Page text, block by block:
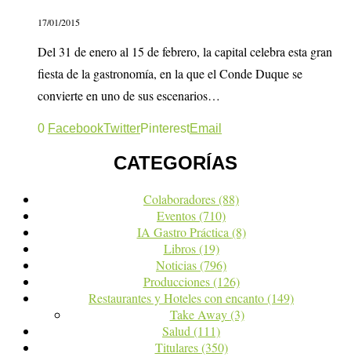
17/01/2015
Del 31 de enero al 15 de febrero, la capital celebra esta gran
fiesta de la gastronomía, en la que el Conde Duque se
convierte en uno de sus escenarios…
0 FacebookTwitterPinterestEmail
CATEGORÍAS
Colaboradores(88)
Eventos(710)
IA Gastro Práctica(8)
Libros(19)
Noticias(796)
Producciones(126)
Restaurantes y Hoteles con encanto(149)
Take Away(3)
Salud(111)
Titulares(350)